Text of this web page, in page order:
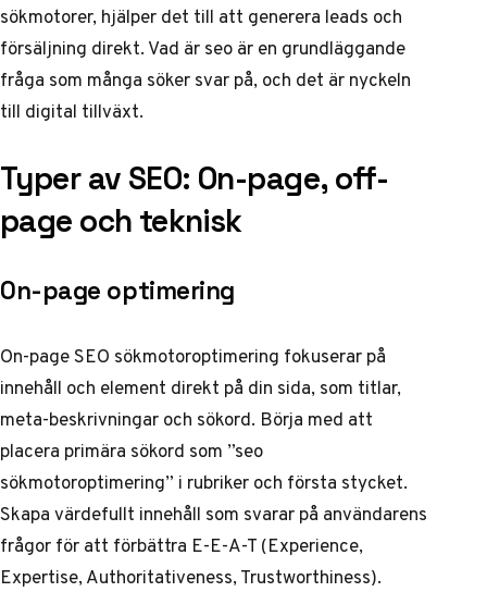
sökmotorer, hjälper det till att generera leads och
försäljning direkt.Vad är seoär en grundläggande
fråga som många söker svar på, och det är nyckeln
till digital tillväxt.
Typer av SEO: On-page, off-
page och teknisk
On-page optimering
On-page SEO sökmotoroptimering fokuserar på
innehåll och element direkt på din sida, som titlar,
meta-beskrivningar och sökord. Börja med att
placera primära sökord som ”seo
sökmotoroptimering” i rubriker och första stycket.
Skapa värdefullt innehåll som svarar på användarens
frågor för att förbättra E-E-A-T (Experience,
Expertise, Authoritativeness, Trustworthiness).